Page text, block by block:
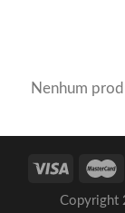
Nenhum
Copyright